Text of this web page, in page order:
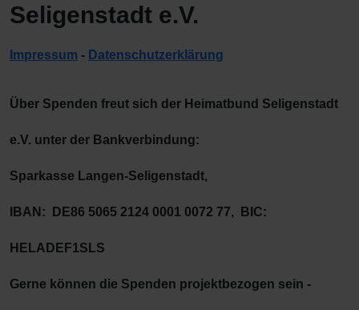
Seligenstadt e.V.
Impressum - Datenschutzerklärung
Über Spenden freut sich der Heimatbund Seligenstadt
e.V. unter der Bankverbindung:
Sparkasse Langen-Seligenstadt,
IBAN: DE86 5065 2124 0001 0072 77, BIC:
HELADEF1SLS
Gerne können die Spenden projektbezogen sein -